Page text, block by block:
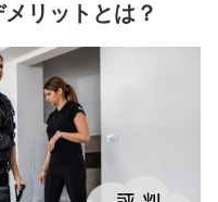
リットとは？